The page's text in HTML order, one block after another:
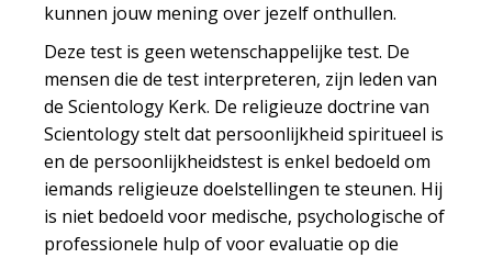
kunnen jouw mening over jezelf onthullen.
Deze test is geen wetenschappelijke test. De
mensen die de test interpreteren, zijn leden van
de Scientology Kerk. De religieuze doctrine van
Scientology stelt dat persoonlijkheid spiritueel is
en de persoonlijkheidstest is enkel bedoeld om
iemands religieuze doelstellingen te steunen. Hij
is niet bedoeld voor medische, psychologische of
professionele hulp of voor evaluatie op die